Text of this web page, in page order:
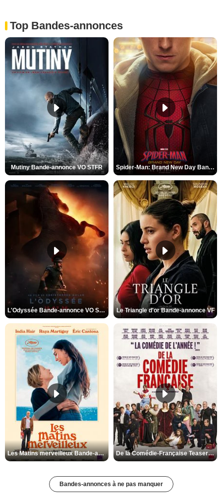
Top Bandes-annonces
Mutiny Bande-annonce VO STFR Spider-Man: Brand New Day Bande-annonce VO STFR
L'Odyssée Bande-annonce VO STFR Le Triangle d'or Bande-annonce VF
Les Matins merveilleux Bande-annonce VF De la Comédie-Française Teaser VF
Bandes-annonces à ne pas manquer